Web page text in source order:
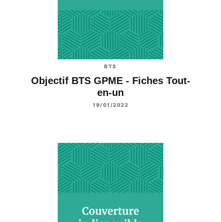
BTS
Objectif BTS GPME - Fiches Tout-
en-un
19/01/2022